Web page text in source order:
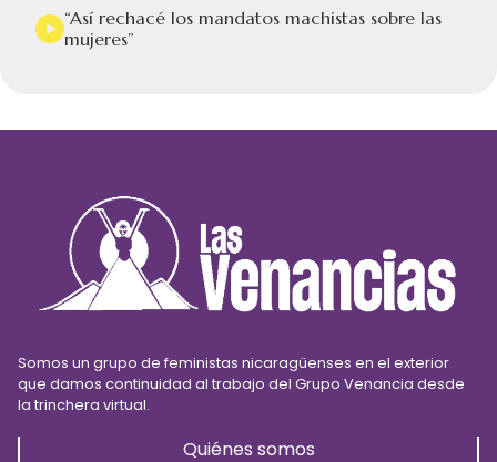
“Así rechacé los mandatos machistas sobre las
mujeres”
Somos un grupo de feministas nicaragüenses en el exterior
que damos continuidad al trabajo del Grupo Venancia desde
la trinchera virtual.
Quiénes somos